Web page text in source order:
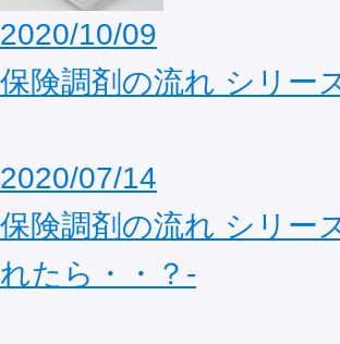
2020/10/09
保険調剤の流れ シリー
2020/07/14
保険調剤の流れ シリー
れたら・・？‐